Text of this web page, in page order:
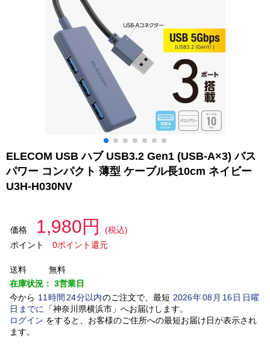
ELECOM USB ハブ USB3.2 Gen1 (USB-A×3) バス
パワー コンパクト 薄型 ケーブル長10cm ネイビー
U3H-H030NV
価格 1,980円
(税込)
ポイント
0ポイント還元
送料
無料
在庫状況： 3営業日
今から 11 時間 24分以内のご注文で、最短 2026年08 月 16日日曜
日 までに 「神奈川県横浜市」 へお届けします。
ログイン をすると、お客様のご住所への最短お届け日が表示され
ます。